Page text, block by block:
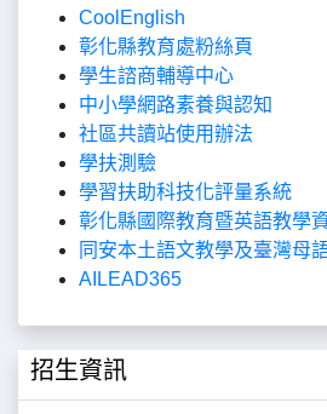
CoolEnglish
彰化縣教育處粉絲頁
學生諮商輔導中心
中小學網路素養與認知
社區共讀站使用辦法
學扶測驗
學習扶助科技化評量系統
彰化縣國際教育暨英語教學
同安本土語文教學及臺灣母
AILEAD365
招生資訊